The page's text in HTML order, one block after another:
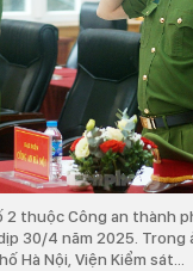
2 thuộc Công an thành
30/4 năm 2025. Trong
Hà Nội, Viện Kiểm sát...